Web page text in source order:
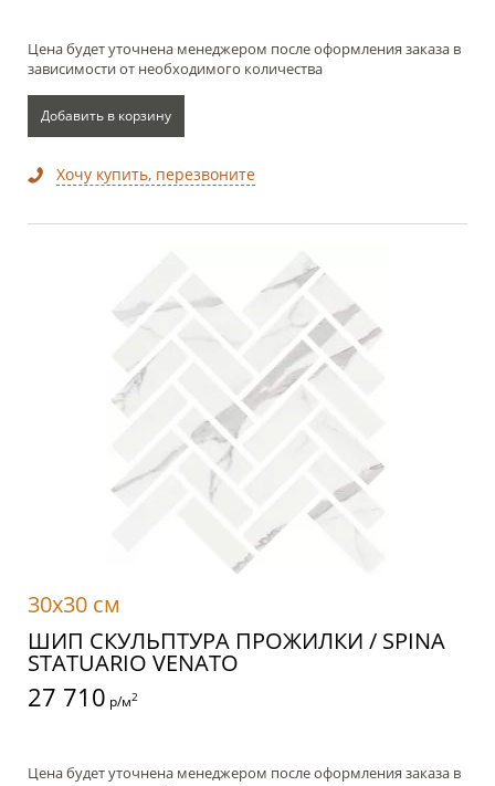
Цена будет уточнена менеджером после оформления заказа в
зависимости от необходимого количества
Добавить в корзину
Хочу купить, перезвоните
30x30 см
ШИП СКУЛЬПТУРА ПРОЖИЛКИ / SPINA
STATUARIO VENATO
27 710 р/м2
Цена будет уточнена менеджером после оформления заказа в